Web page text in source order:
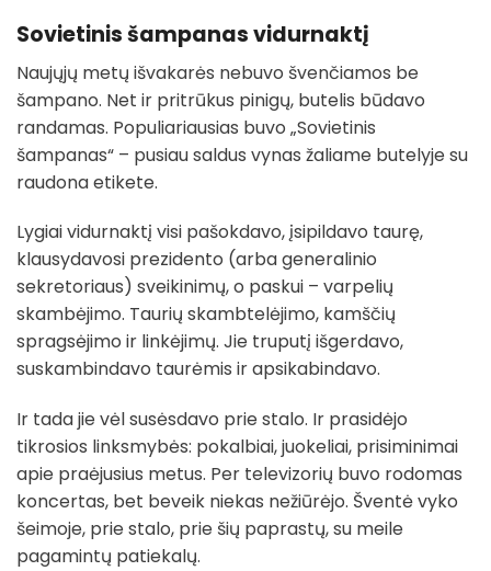
Sovietinis šampanas vidurnaktį
Naujųjų metų išvakarės nebuvo švenčiamos be
šampano. Net ir pritrūkus pinigų, butelis būdavo
randamas. Populiariausias buvo „Sovietinis
šampanas“ – pusiau saldus vynas žaliame butelyje su
raudona etikete.
Lygiai vidurnaktį visi pašokdavo, įsipildavo taurę,
klausydavosi prezidento (arba generalinio
sekretoriaus) sveikinimų, o paskui – varpelių
skambėjimo. Taurių skambtelėjimo, kamščių
spragsėjimo ir linkėjimų. Jie truputį išgerdavo,
suskambindavo taurėmis ir apsikabindavo.
Ir tada jie vėl susėsdavo prie stalo. Ir prasidėjo
tikrosios linksmybės: pokalbiai, juokeliai, prisiminimai
apie praėjusius metus. Per televizorių buvo rodomas
koncertas, bet beveik niekas nežiūrėjo. Šventė vyko
šeimoje, prie stalo, prie šių paprastų, su meile
pagamintų patiekalų.